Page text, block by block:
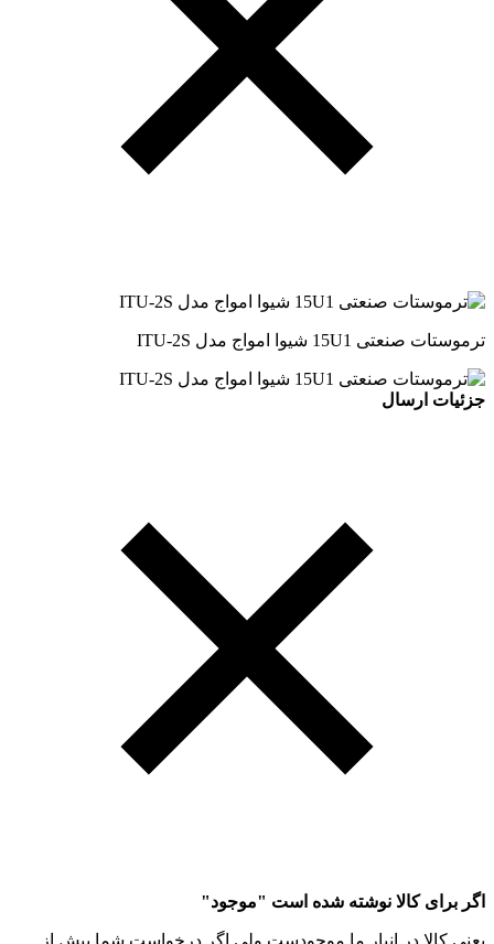
ترموستات صنعتی 15U1 شیوا امواج مدل ITU-2S
جزئیات ارسال
اگر برای کالا نوشته شده است "موجود"